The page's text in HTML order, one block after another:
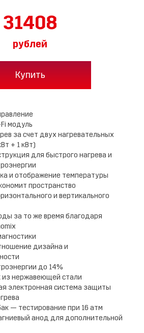
31408
рублей
Купить
модуль
за счет двух нагревательных
+ 1 кВт)
для быстрого нагрева и
и отображение температуры
пространство
и вертикального
за то же время благодаря
дизайна и
до 14%
из нержавеющей стали
электронная система защиты
— тестирование при 16 атм
анод для дополнительной